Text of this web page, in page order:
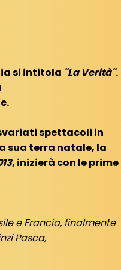
si intitola "La Verità".
spettacoli in
sua terra natale, la
, inizierà con le prime
e Francia, finalmente
Pasca,